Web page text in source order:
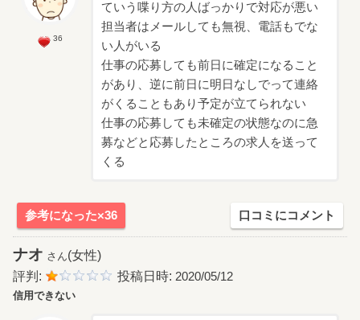
36
ていう喋り方の人ばっかりで対応が悪い
担当者はメールしても無視、電話もでな
い人がいる
仕事の応募しても前日に確定になること
があり、逆に前日に明日なしでって連絡
がくることもあり予定が立てられない
仕事の応募しても未確定の状態なのに急
募などと応募したところの求人を送って
くる
参考になった×36 口コミにコメント
ナオ さん(女性)
評判:
投稿日時: 2020/05/12
信用できない